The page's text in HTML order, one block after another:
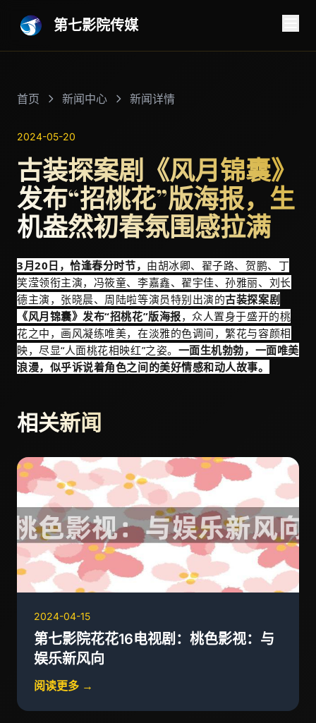
第七影院传媒
首页 新闻中心 新闻详情
2024-05-20
古装探案剧《风月锦囊》
发布“招桃花”版海报，生
机盎然初春氛围感拉满
3月20日，恰逢春分时节， 由胡冰卿、翟子路、贺鹏、丁
笑滢领衔主演，冯筱童、李嘉鑫、翟宇佳、孙雅丽、刘长
德主演，张晓晨、周陆啦等演员特别出演的古装探案剧
《风月锦囊》发布“招桃花”版海报，众人置身于盛开的桃
花之中，画风凝练唯美，在淡雅的色调间，繁花与容颜相
映，尽显“人面桃花相映红”之姿。 一面生机勃勃，一面唯美
浪漫，似乎诉说着角色之间的美好情感和动人故事。
相关新闻
2024-04-15
第七影院花花16电视剧：桃色影视：与
娱乐新风向
阅读更多 →